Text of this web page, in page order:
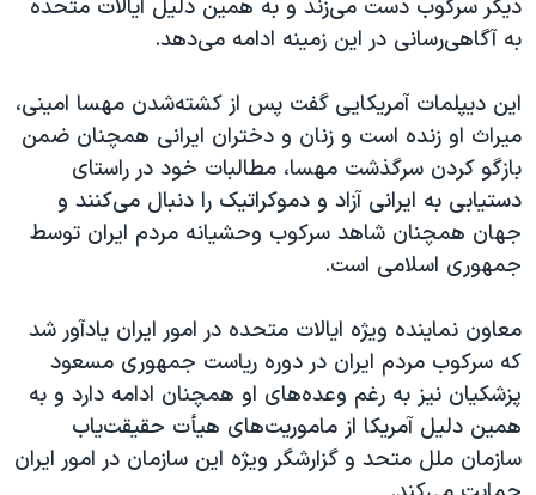
دیگر سرکوب دست می‌زند و به همین دلیل ایالات متحده
به آگاهی‌رسانی در این زمینه ادامه می‌دهد.
این دیپلمات آمریکایی گفت پس از کشته‌شدن مهسا امینی،
میراث او زنده است و زنان و دختران ایرانی همچنان ضمن
بازگو کردن سرگذشت مهسا، مطالبات خود در راستای
دستیابی به ایرانی آزاد و دموکراتیک را دنبال می‌کنند و
جهان همچنان شاهد سرکوب وحشیانه مردم ایران توسط
جمهوری اسلامی است.
معاون نماینده ویژه ایالات متحده در امور ایران یادآور شد
که سرکوب مردم ایران در دوره ریاست جمهوری مسعود
پزشکیان نیز به رغم وعده‌های او همچنان ادامه دارد و به
همین دلیل آمریکا از ماموریت‌های هیأت حقیقت‌یاب
سازمان ملل متحد و گزارشگر ویژه این سازمان در امور ایران